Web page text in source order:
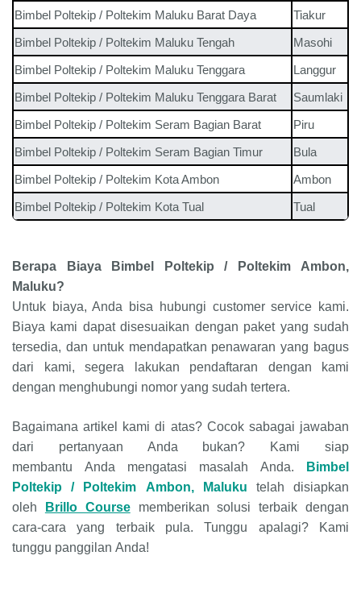
Bimbel Poltekip / Poltekim Maluku Barat Daya Tiakur
Bimbel Poltekip / Poltekim Maluku Tengah Masohi
Bimbel Poltekip / Poltekim Maluku Tenggara Langgur
Bimbel Poltekip / Poltekim Maluku Tenggara Barat Saumlaki
Bimbel Poltekip / Poltekim Seram Bagian Barat Piru
Bimbel Poltekip / Poltekim Seram Bagian Timur Bula
Bimbel Poltekip / Poltekim Kota Ambon Ambon
Bimbel Poltekip / Poltekim Kota Tual Tual
Berapa Biaya Bimbel Poltekip / Poltekim Ambon,
Maluku?
Untuk biaya, Anda bisa hubungi customer service kami.
Biaya kami dapat disesuaikan dengan paket yang sudah
tersedia, dan untuk mendapatkan penawaran yang bagus
dari kami, segera lakukan pendaftaran dengan kami
dengan menghubungi nomor yang sudah tertera.
Bagaimanaartikel kami di atas? Cocok sabagai jawaban
dari pertanyaan Anda bukan? Kami siap
membantu Anda mengatasi masalah Anda.
Bimbel
Poltekip / Poltekim Ambon, Maluku
telah disiapkan
oleh
Brillo Course
memberikan solusi terbaik dengan
cara-cara yang terbaik pula. Tunggu apalagi? Kami
tunggu panggilan Anda!